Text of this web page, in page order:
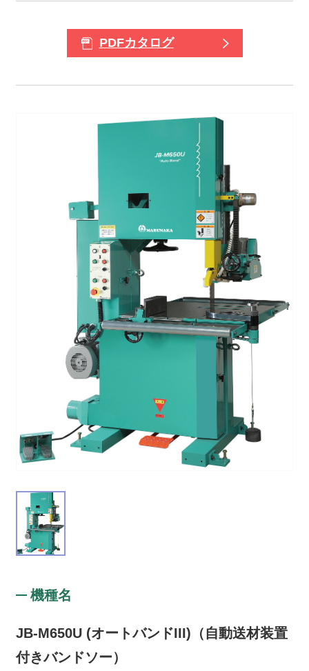
PDFカタログ
機種名
JB-M650U (オートバンドIII)（自動送材装置
付きバンドソー）